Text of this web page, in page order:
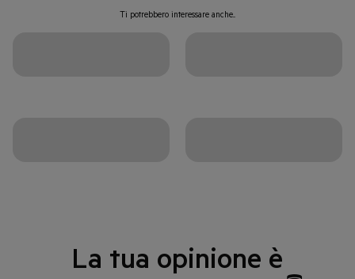
Ti potrebbero interessare anche...
La tua opinione è